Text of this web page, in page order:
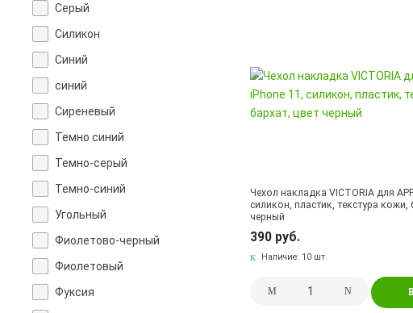
Серый
Силикон
Синий
синий
Сиреневый
Темно синий
Темно-серый
Темно-синий
Угольный
Фиолетово-черный
Фиолетовый
Фуксия
Чехол накладка VICTORIA для
силикон, пластик, текстура кожи,
черный
390 руб.
Наличие: 10 шт.